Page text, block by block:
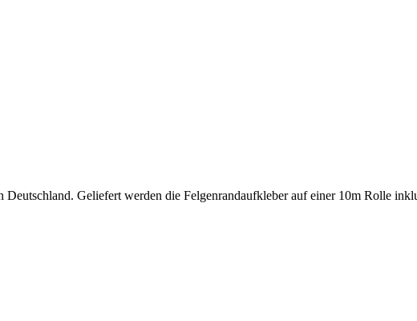
Geliefert werden die Felgenrandaufkleber auf einer 10m Rolle